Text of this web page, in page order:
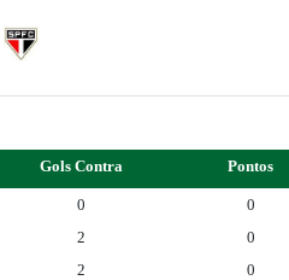
Gols Contra Pontos
0 0
2 0
2 0